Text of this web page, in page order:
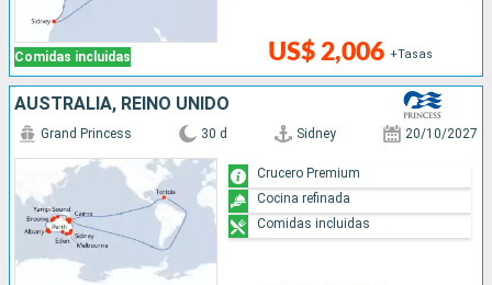
Comidas incluidas US$ 2,006 +Tasas
AUSTRALIA, REINO UNIDO
Grand Princess 30 d Sidney 20/10/2027
Crucero Premium
Cocina refinada
Comidas incluidas